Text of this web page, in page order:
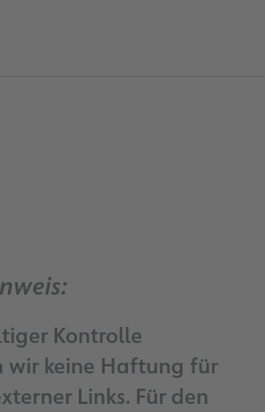
Kontrolle
wir keine Haftung für
Links. Für den